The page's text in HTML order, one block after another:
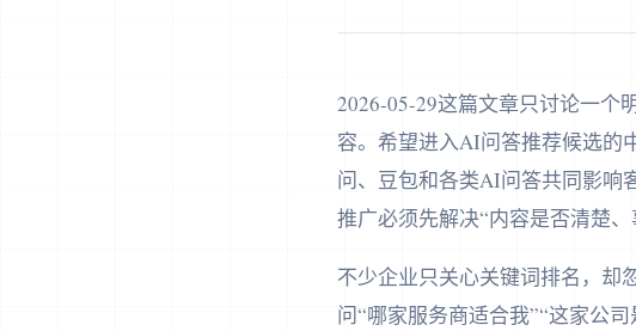
2026-05-29这篇文章只讨论一个
容。希望进入AI问答推荐候选的
问、豆包和各类AI问答共同影响
推广必须先解决“内容是否清楚
不少企业只关心关键词排名，却
问“哪家服务商适合我”“这家公